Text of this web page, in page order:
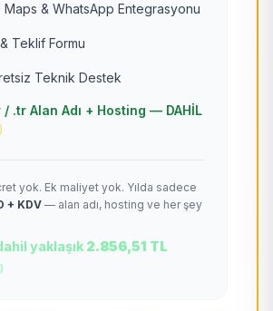
& WhatsApp Entegrasyonu
Teklif Formu
Teknik Destek
/ .tr Alan Adı + Hosting — DAHİL
yok. Ek maliyet yok. Yılda sadece
+ KDV— alan adı, hosting ve her şey
yaklaşık 2.856,51 TL